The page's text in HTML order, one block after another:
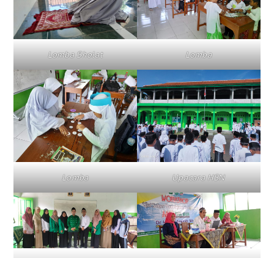
Lomba Sholat Lomba
Lomba Upacara HSN